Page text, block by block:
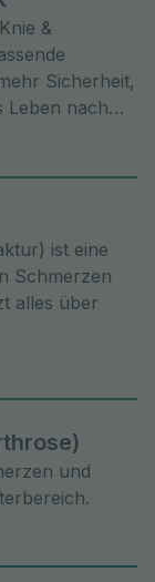
&
Sicherheit,
Leben nach
ist eine
Schmerzen
alles über
und